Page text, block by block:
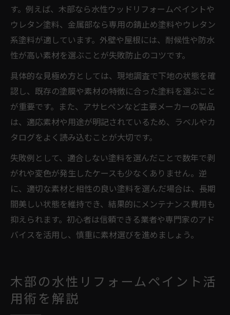
す。例えば、木部なら水性ウッドリフォームペイントや
ウレタン塗料、金属部なら専用の錆止め塗料やウレタン
系塗料が適しています。外壁や屋根には、耐候性や防水
性が高い素材を選ぶことが失敗防止のコツです。
具体的な見極め方としては、現地調査で下地の状態を確
認し、既存の塗膜や素材の特徴に合った塗料を選ぶこと
が重要です。また、アサヒペンなど主要メーカーの製品
は、適応素材や用途が明記されているため、ラベルやカ
タログをよく読み込むことが大切です。
失敗例として、適合しない塗料を選んだことで数年で剥
がれや変色が発生したケースも少なくありません。逆
に、適切な素材と相性の良い塗料を選んだ場合は、長期
間美しい状態を維持でき、結果的にメンテナンス費用も
抑えられます。初心者は信頼できる業者や専門家のアド
バイスを活用し、慎重に素材選びを進めましょう。
木部の水性リフォームペイント活
用術を解説